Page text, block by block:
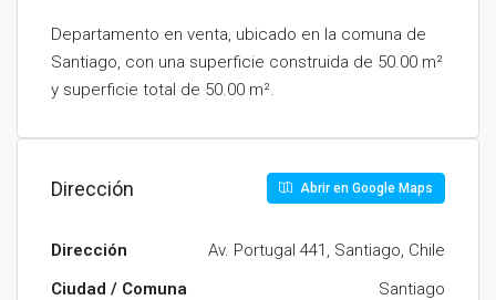
Departamento en venta, ubicado en la comuna de
Santiago, con una superficie construida de 50.00 m²
y superficie total de 50.00 m².
Dirección Abrir en Google Maps
Dirección
Av. Portugal 441, Santiago, Chile
Ciudad / Comuna
Santiago